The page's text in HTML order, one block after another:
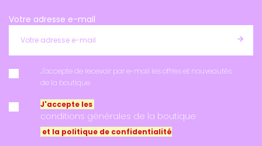
Votre adresse e-mail
J'accepte de recevoir par e-mail les offres et nouveautés
de la boutique
J'accepte les
conditions générales de la boutique
et la politique de confidentialité